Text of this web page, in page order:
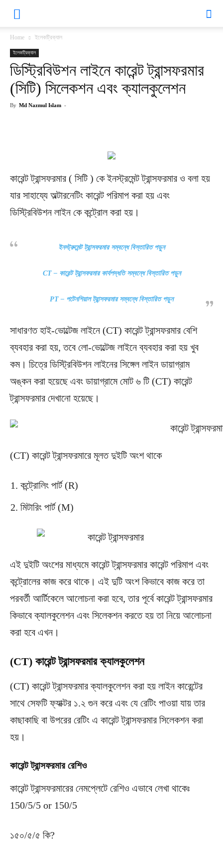
VoltageLab
Home ইলেকট্রিক্যাল
ইলেকট্রিক্যাল
ডিস্ট্রিবিউশন লাইনে কারেন্ট ট্রান্সফরমার
(সিটি) সিলেকশন এবং ক্যালকুলেশন
By Md Nazmul Islam -
কারেন্ট ট্রান্সফরমার ( সিটি ) কে ইনস্ট্রমেন্ট ট্রান্সফরমার ও বলা হয়
যার সাহায্যে অল্টারনেটিং কারেন্ট পরিমাপ করা হয় এবং
ডিস্ট্রিবিউশন লাইন কে কন্ট্রোল করা হয়।
ইনস্ট্রুমেন্ট ট্রান্সফরমার সম্বন্ধে বিস্তারিত পড়ুন
CT – কারেন্ট ট্রান্সফরমার কার্যপদ্ধতি সম্বন্ধে বিস্তারিত পড়ুন
PT – পটেনশিয়াল ট্রান্সফরমার সম্বন্ধে বিস্তারিত পড়ুন
সাধারণত হাই-ভোল্টেজ লাইনে (CT) কারেন্ট ট্রান্সফরমার বেশি
ব্যবহার করা হয়, তবে লো-ভোল্টেজ লাইনে ব্যবহার করা হয় খুব
কম। চিত্রে ডিস্ট্রিবিউশন লাইনের সিঙ্গেল লাইন ডায়াগ্রাম
অঙ্কন করা হয়েছে এবং ডায়াগ্রামে মোট ৬ টি (CT) কারেন্ট
ট্রান্সফরমার দেখানো হয়েছে।
(CT) কারেন্ট ট্রান্সফরমারে মূলত দুইটি অংশ থাকে
কন্ট্রোলিং পার্ট (R)
মিটারিং পার্ট (M)
এই দুইটি অংশের মাধ্যমে কারেন্ট ট্রান্সফরমার কারেন্ট পরিমাপ এবং
কন্ট্রোলের কাজ করে থাকে। এই দুটি অংশ কিভাবে কাজ করে তা
পরবর্তী আর্টিকেলে আলোচনা করা হবে, তার পূর্বে কারেন্ট ট্রান্সফরমার
কিভাবে ক্যালকুলেশন এবং সিলেকশন করতে হয় তা নিয়ে আলোচনা
করা হবে এখন।
(CT) কারেন্ট ট্রান্সফরমার ক্যালকুলেশন
(CT) কারেন্ট ট্রান্সফরমার ক্যালকুলেশন করা হয় লাইন কারেন্টের
সাথে সেফটি ফ্যাক্টর ১.২ গুন করে এবং যে রেটিং পাওয়া যায় তার
কাছাকাছি বা উপরের রেটিং এ কারেন্ট ট্রান্সফরমার সিলেকশন করা
হয়।
কারেন্ট ট্রান্সফরমার রেশিও
কারেন্ট ট্রান্সফরমারের নেমপ্লেটে রেশিও এভাবে লেখা থাকেঃ
150/5/5 or 150/5
১৫০/৫/৫ কি?